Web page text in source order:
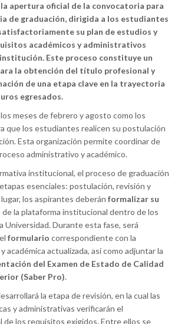
la apertura oficial de la convocatoria para
de graduación, dirigida a los estudiantes
su plan de estudios y
académicos y administrativos
Este proceso constituye un
la obtención del título profesional y
de una etapa clave en la trayectoria
egresados.
meses de febrero y agosto como los
que los estudiantes realicen su postulación
Esta organización permite coordinar de
administrativo y académico.
institucional, el proceso de graduación
esenciales: postulación, revisión y
los aspirantes deberán formalizar su
de la plataforma institucional dentro de los
Universidad. Durante esta fase, será
formulario correspondiente con la
académica actualizada, así como adjuntar la
del Examen de Estado de Calidad
(Saber Pro).
la etapa de revisión, en la cual las
y administrativas verificarán el
los requisitos exigidos. Entre ellos se